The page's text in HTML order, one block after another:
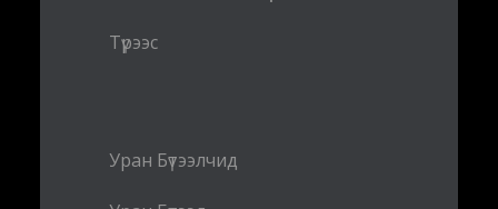
Түрээс
Уран Бүтээлчид